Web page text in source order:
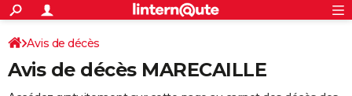
ACTUALITÉS
Politique
Société
Faits Divers
Education
Monde
Villes
+
SPORT
Coupe du monde 2026
Football
Tennis
Cyclisme
Rugby
Forum
Avis de décès
Avis de décès MARECAILLE